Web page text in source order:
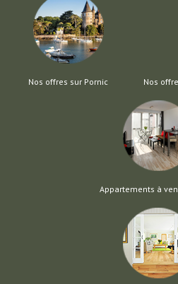
Nos offres sur Pornic Nos
Appartements à